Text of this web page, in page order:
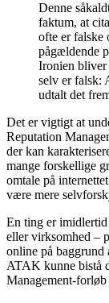
Denne
faktum, at
ofte er falske
pågældende
Ironien
selv er falsk:
udtalt det
Det er vigtigt at
Reputation
der kan
mange forskellige
omtale på
være mere
En ting er
eller virksomhed –
online på baggrund
ATAK kunne bistå
Management-